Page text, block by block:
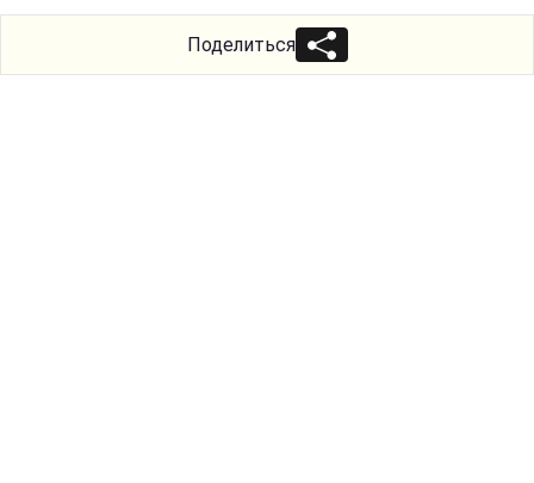
Поделиться